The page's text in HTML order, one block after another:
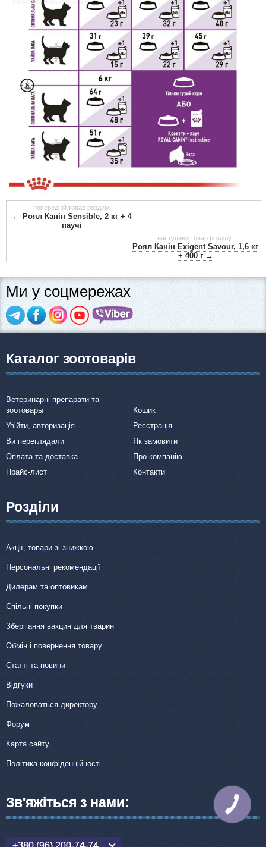
попередній товар розділу:
← Роял Канін Sensible, 2 кг + 4
паучі
наступний товар розділу:
Роял Канін Exigent Savour, 1,6 кг
+ 400 г →
Ми у соцмережах
Каталог зоотоварів
Ветеринарні препарати та
зоотовары
Кошик
Увійти, авторизація
Реєстрація
Ви переглядали
Як замовити
Оплата та доставка
Про компанію
Прайс-лист
Контакти
Розділи
Акції, товари зі знижкою
Персональні рекомендації
Дилерам та оптовикам
Спільні покупки
Зберігання вакцин для тварин
Обмін і повернення товару
Статті та новини
Відгуки
Пожаловаться директору
Форум
Карта сайту
Політика конфіденційності
Зв'яжіться з нами:
КНОПКА
ЗВ'ЯЗКУ